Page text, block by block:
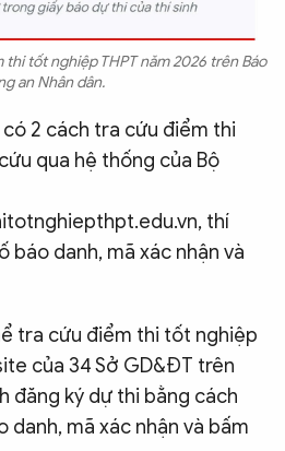
tốt nghiệp THPT năm 2026 trên Báo
an Nhân dân.
2 cách tra cứu điểm thi
qua hệ thống của Bộ
thí
báo danh, mã xác nhận và
tra cứu điểm thi tốt nghiệp
của 34 Sở GD&ĐT trên
đăng ký dự thi bằng cách
danh, mã xác nhận và bấm